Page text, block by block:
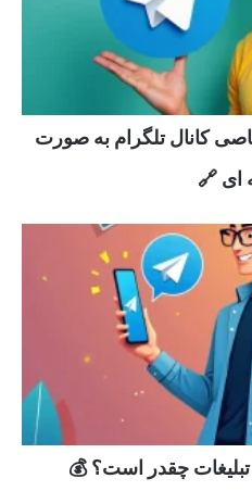
کانال تلگرام به صورت
ای 🔗
تبلیغات چقدر است؟ 💰